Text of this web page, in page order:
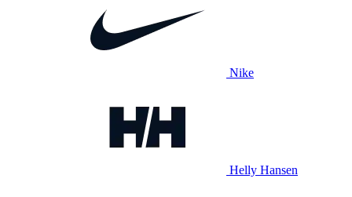
Nike
Helly Hansen